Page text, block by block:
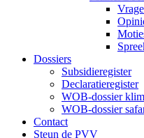
Dossiers
Subsidieregister
Declaratieregister
WOB-dossier
WOB-dossier
Contact
Steun de PVV